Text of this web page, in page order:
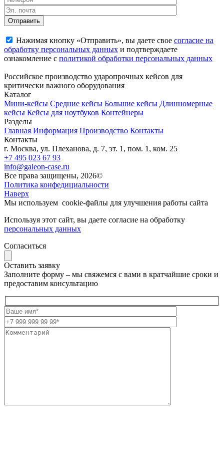
Нажимая кнопку «Отправить», вы даете свое согласие на
обработку персональных данных и подтверждаете
ознакомление с политикой обработки персональных данных
Российское производство ударопрочных кейсов для
критически важного оборудования
Каталог
Мини-кейсы Средние кейсы Большие кейсы Длинномерные
кейсы Кейсы для ноутбуков Контейнеры
Разделы
Главная Информация Производство Контакты
Контакты
г. Москва, ул. Плеханова, д. 7, эт. 1, пом. 1, ком. 25
+7 495 023 67 93
info@galeon-case.ru
Все права защищены, 2026©
Политика конфедициальности
Наверх
Мы используем cookie-файлы для улучшения работы сайта
Используя этот сайт, вы даете согласие на обработку
персональных данных
Согласиться
Оставить заявку
Заполните форму – мы свяжемся с вами в кратчайшие сроки и
предоставим консультацию